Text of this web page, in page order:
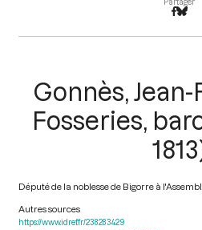
Partager
Gonnès,
Fosseries,
Député de la noblesse de Bigorre à
Autres sources
https://www.idref.fr/238283429